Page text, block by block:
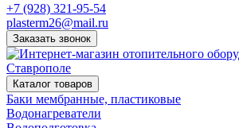
+7 (928) 321-95-54
plasterm26@mail.ru
Заказать звонок
Каталог товаров
Баки мембранные, пластиковые
Водонагреватели